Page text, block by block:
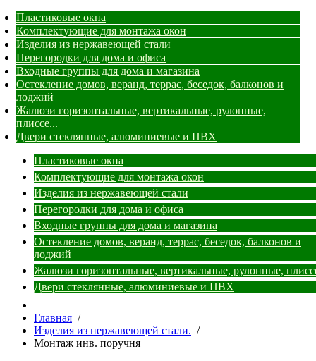
Пластиковые окна
Комплектующие для монтажа окон
Изделия из нержавеющей стали
Перегородки для дома и офиса
Входные группы для дома и магазина
Остекление домов, веранд, террас, беседок, балконов и
лоджий
Жалюзи горизонтальные, вертикальные, рулонные,
плиссе...
Двери стеклянные, алюминиевые и ПВХ
Пластиковые окна
Комплектующие для монтажа окон
Изделия из нержавеющей стали
Перегородки для дома и офиса
Входные группы для дома и магазина
Остекление домов, веранд, террас, беседок, балконов и
лоджий
Жалюзи горизонтальные, вертикальные, рулонные,
Двери стеклянные, алюминиевые и ПВХ
Главная /
Изделия из нержавеющей стали. /
Монтаж инв. поручня